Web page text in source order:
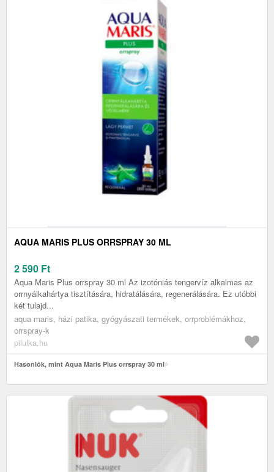
AQUA MARIS PLUS ORRSPRAY 30 ML
2 590 Ft
Aqua Maris Plus orrspray 30 ml Az izotóniás tengervíz alkalmas az
orrnyálkahártya tisztítására, hidratálására, regenerálására. Ez utóbbi
két tulajd...
aqua maris, házi patika, gyógyászati termékek, orrproblémákhoz,
orrspray-k
pilulka.hu
Hasonlók, mint Aqua Maris Plus orrspray 30 ml